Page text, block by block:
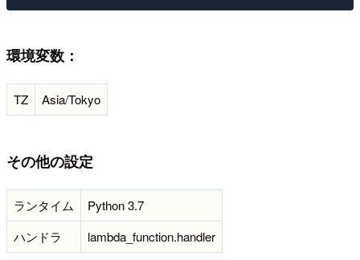
環境変数：
TZ Asia/Tokyo
その他の設定
ランタイム
Python 3.7
ハンドラ
lambda_function.handler